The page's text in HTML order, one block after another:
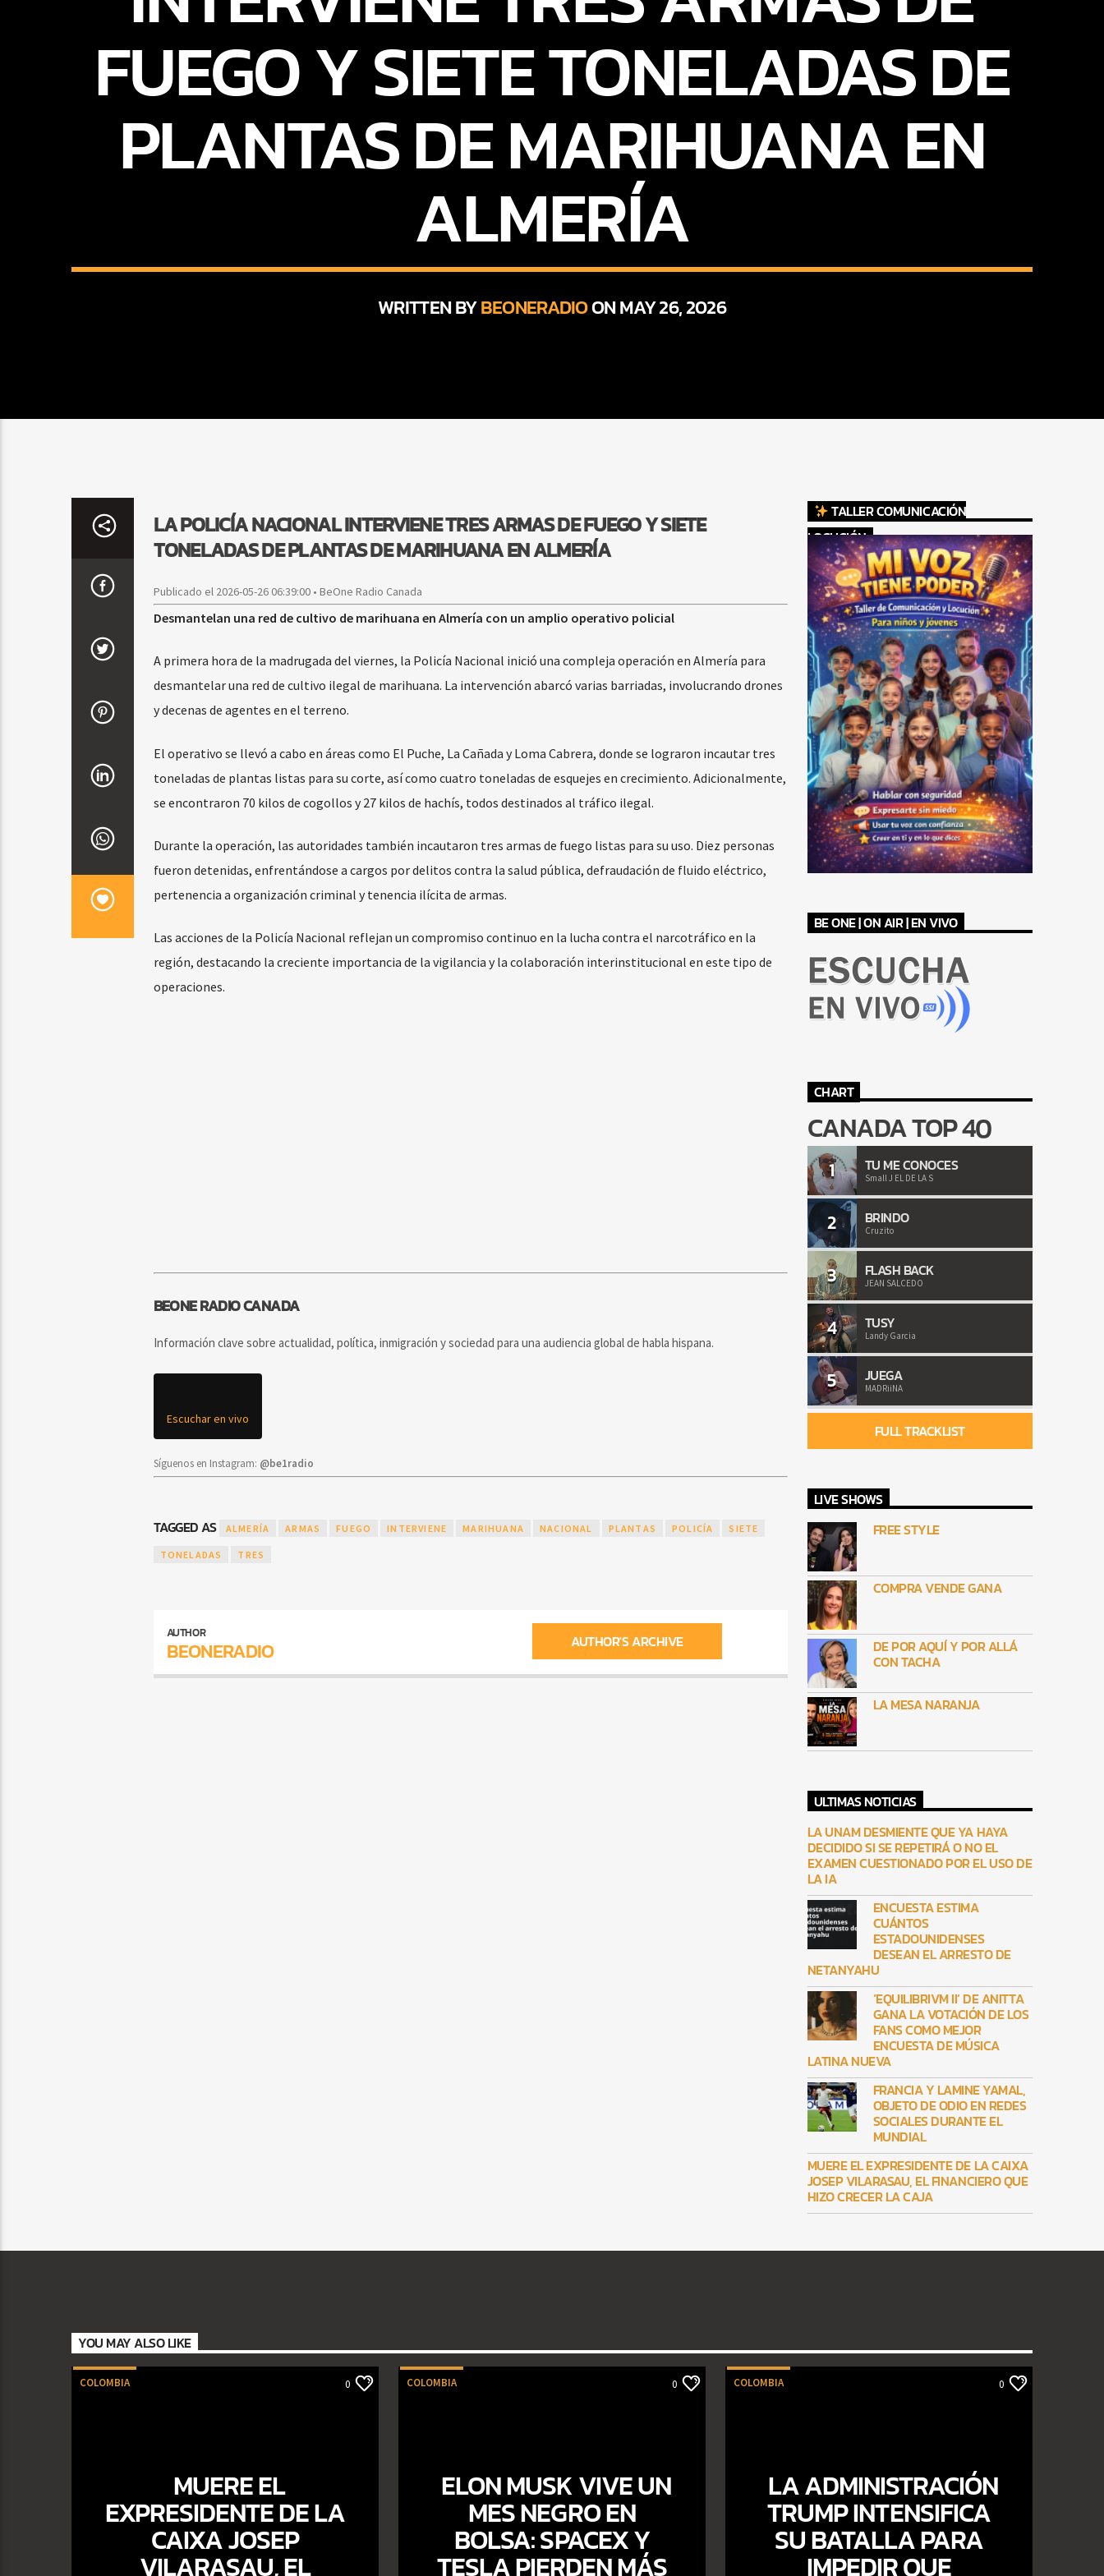
FUEGO Y SIETE TONELADAS DE
PLANTAS DE MARIHUANA EN
ALMERÍA
WRITTEN BYBEONERADIOON MAY 26, 2026
LA POLICÍA NACIONAL INTERVIENE TRES ARMAS DE FUEGO Y SIETE
TONELADAS DE PLANTAS DE MARIHUANA EN ALMERÍA
Publicado el 2026-05-26 06:39:00 • BeOne Radio Canada
Desmantelan una red de cultivo de marihuana en Almería con un amplio operativo policial
A primera hora de la madrugada del viernes, la Policía Nacional inició una compleja operación en Almería para
desmantelar una red de cultivo ilegal de marihuana. La intervención abarcó varias barriadas, involucrando drones
y decenas de agentes en el terreno.
El operativo se llevó a cabo en áreas como El Puche, La Cañada y Loma Cabrera, donde se lograron incautar tres
toneladas de plantas listas para su corte, así como cuatro toneladas de esquejes en crecimiento. Adicionalmente,
se encontraron 70 kilos de cogollos y 27 kilos de hachís, todos destinados al tráfico ilegal.
Durante la operación, las autoridades también incautaron tres armas de fuego listas para su uso. Diez personas
fueron detenidas, enfrentándose a cargos por delitos contra la salud pública, defraudación de fluido eléctrico,
pertenencia a organización criminal y tenencia ilícita de armas.
Las acciones de la Policía Nacional reflejan un compromiso continuo en la lucha contra el narcotráfico en la
región, destacando la creciente importancia de la vigilancia y la colaboración interinstitucional en este tipo de
operaciones.
BEONE RADIO CANADA
Información clave sobre actualidad, política, inmigración y sociedad para una audiencia global de habla hispana.
Escuchar en vivo
Síguenos en Instagram: @be1radio
TAGGED AS ALMERÍA ARMAS FUEGO INTERVIENE MARIHUANA NACIONAL PLANTAS POLICÍA SIETE
TONELADAS TRES
AUTHOR
BEONERADIO AUTHOR'S ARCHIVE
TALLER COMUNICACIÓN
LOCUCIÓN
BE ONE | ON AIR | EN VIVO
CHART
CANADA TOP 40
1 TU ME CONOCES
Small J EL DE LA S
2 BRINDO
Cruzito
3 FLASH BACK
JEAN SALCEDO
4 TUSY
Landy Garcia
5 JUEGA
MADRiiNA
FULL TRACKLIST
LIVE SHOWS
FREE STYLE
COMPRA VENDE GANA
DE POR AQUÍ Y POR ALLÁ
CON TACHA
LA MESA NARANJA
ULTIMAS NOTICIAS
LA UNAM DESMIENTE QUE YA HAYA
DECIDIDO SI SE REPETIRÁ O NO EL
EXAMEN CUESTIONADO POR EL USO DE
LA IA
ENCUESTA ESTIMA
CUÁNTOS
ESTADOUNIDENSES
DESEAN EL ARRESTO DE
NETANYAHU
‘EQUILIBRIVM II’ DE ANITTA
GANA LA VOTACIÓN DE LOS
FANS COMO MEJOR
ENCUESTA DE MÚSICA
LATINA NUEVA
FRANCIA Y LAMINE YAMAL,
OBJETO DE ODIO EN REDES
SOCIALES DURANTE EL
MUNDIAL
MUERE EL EXPRESIDENTE DE LA CAIXA
JOSEP VILARASAU, EL FINANCIERO QUE
HIZO CRECER LA CAJA
YOU MAY ALSO LIKE
COLOMBIA 0
MUERE EL
EXPRESIDENTE DE LA
CAIXA JOSEP
VILARASAU, EL
COLOMBIA 0
ELON MUSK VIVE UN
MES NEGRO EN
BOLSA: SPACEX Y
TESLA PIERDEN MÁS
COLOMBIA 0
LA ADMINISTRACIÓN
TRUMP INTENSIFICA
SU BATALLA PARA
IMPEDIR QUE